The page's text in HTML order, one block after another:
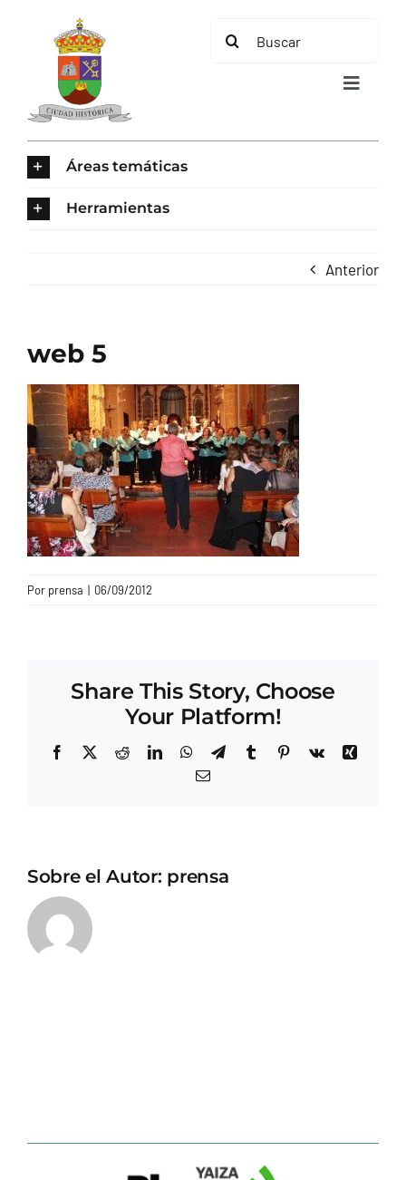
contenido
Buscar:
Toggle
CONTACTO
Áreas temáticas
Herramientas
Anterior
web 5
Por prensa | 06/09/2012
Share This Story, Choose
Your Platform!
Facebook
X RedditLinkedInWhatsApp
TelegramTumblrPinterest
Vk
Xing
Correo
Sobre el Autor: prensa